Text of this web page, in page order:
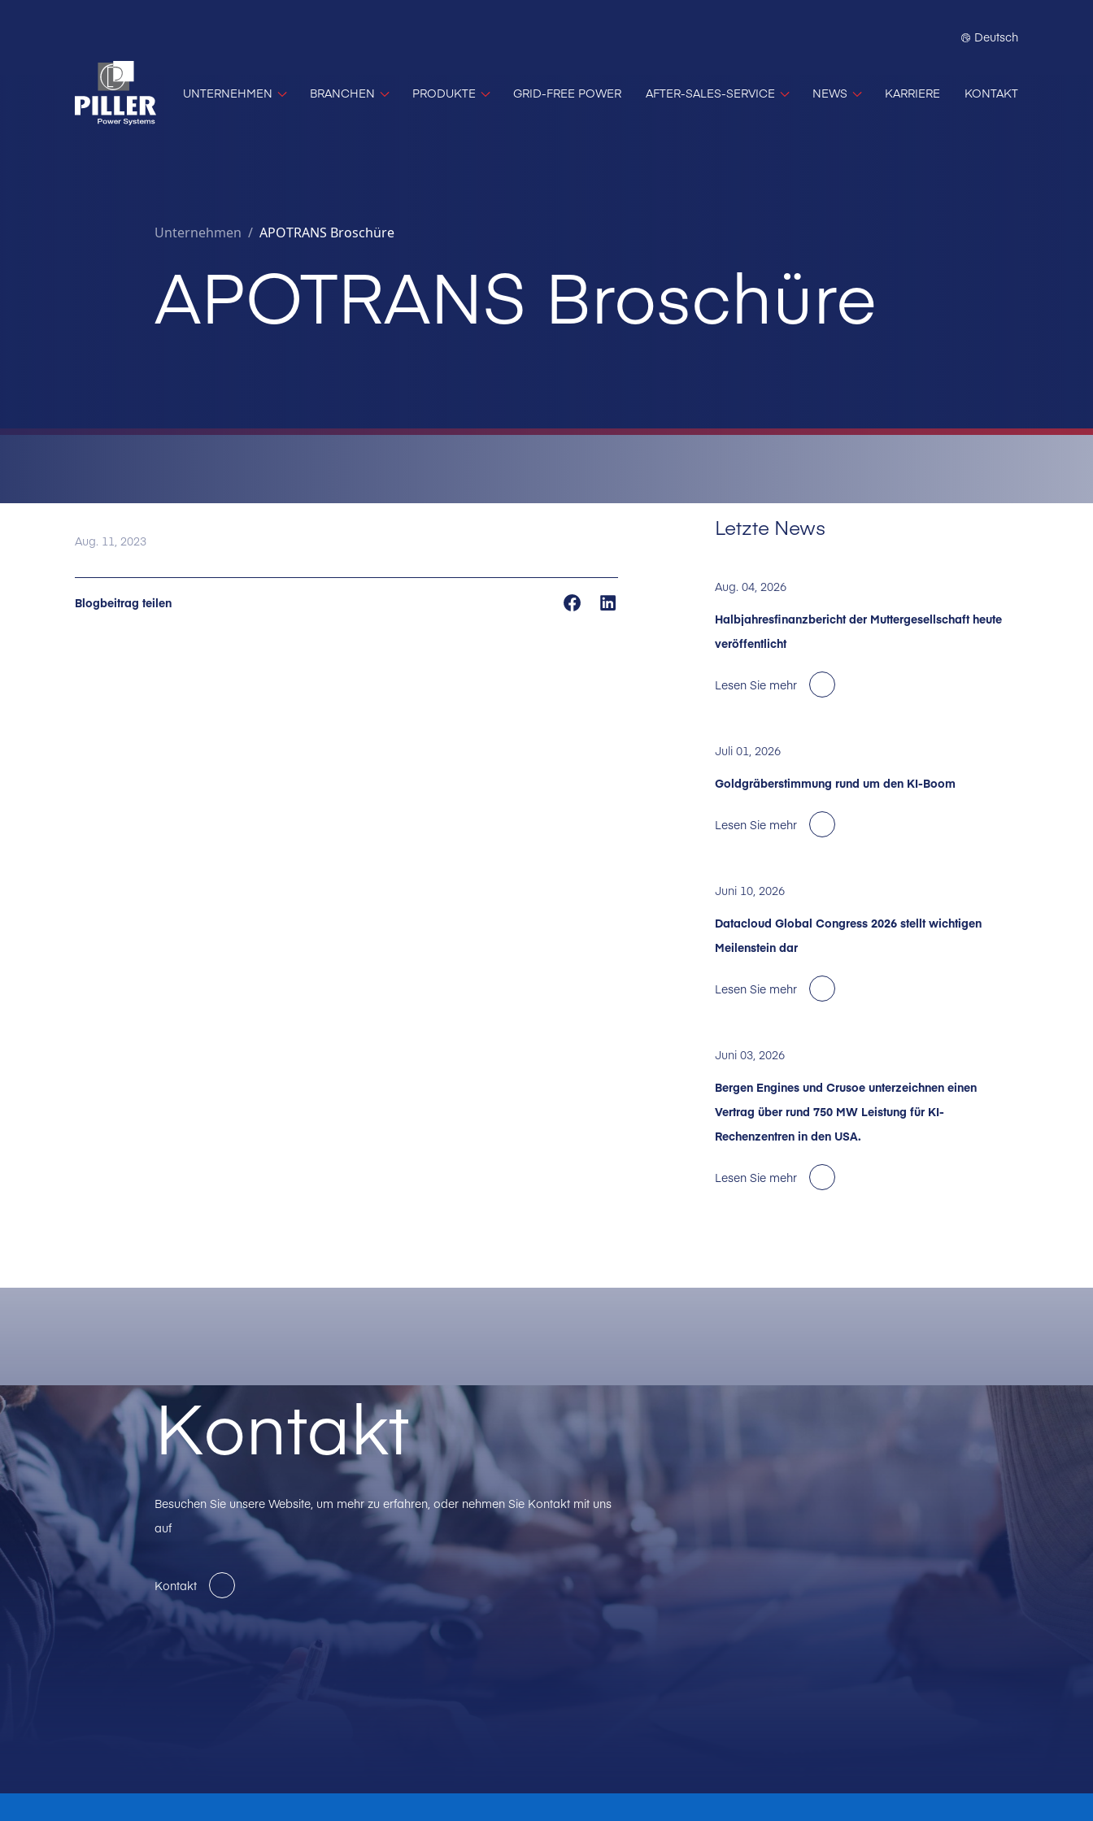
Deutsch
UNTERNEHMEN BRANCHEN PRODUKTE GRID-FREE POWER AFTER-SALES-SERVICE NEWS KARRIERE KONTAKT
Unternehmen / APOTRANS Broschüre
APOTRANS Broschüre
Aug. 11, 2023
Blogbeitrag teilen
Letzte News
Aug. 04, 2026
Halbjahresfinanzbericht der Muttergesellschaft heute
veröffentlicht
Lesen Sie mehr
Juli 01, 2026
Goldgräberstimmung rund um den KI-Boom
Lesen Sie mehr
Juni 10, 2026
Datacloud Global Congress 2026 stellt wichtigen
Meilenstein dar
Lesen Sie mehr
Juni 03, 2026
Bergen Engines und Crusoe unterzeichnen einen
Vertrag über rund 750 MW Leistung für KI-
Rechenzentren in den USA.
Lesen Sie mehr
Kontakt
Besuchen Sie unsere Website, um mehr zu erfahren, oder nehmen Sie Kontakt mit uns
auf
Kontakt